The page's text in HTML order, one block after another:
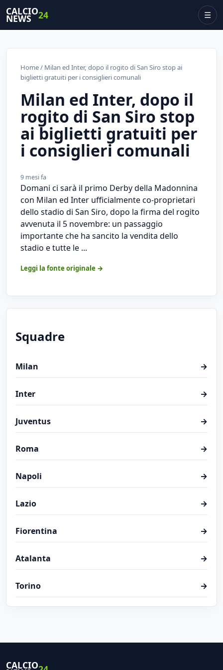
CALCIO
NEWS 24 ☰
Home/ Milan ed Inter, dopo il rogito di San Siro stop ai
biglietti gratuiti per i consiglieri comunali
Milan ed Inter, dopo il
rogito di San Siro stop
ai biglietti gratuiti per
i consiglieri comunali
9 mesi fa
Domani ci sarà il primo Derby della Madonnina
con Milan ed Inter ufficialmente co-proprietari
dello stadio di San Siro, dopo la firma del rogito
avvenuta il 5 novembre: un passaggio
importante che ha sancito la vendita dello
stadio e tutte le ...
Leggi la fonte originale →
Squadre
Milan →
Inter →
Juventus →
Roma →
Napoli →
Lazio →
Fiorentina →
Atalanta →
Torino →
CALCIO